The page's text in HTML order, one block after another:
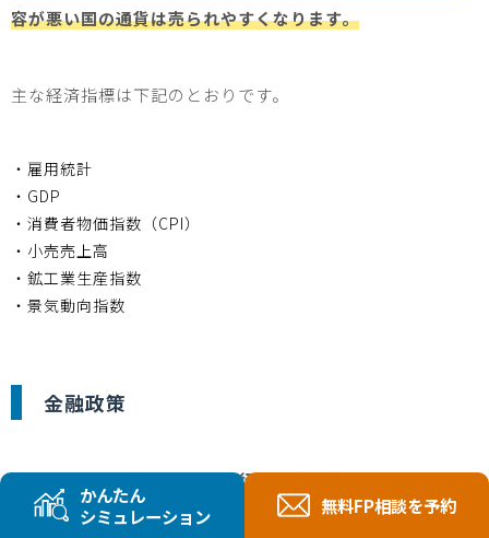
かんたん
シミュレーション
無料FP相談を予約
容が悪い国の通貨は売られやすくなります。
主な経済指標は下記のとおりです。
・雇用統計
・GDP
・消費者物価指数（CPI）
・小売売上高
・鉱工業生産指数
・景気動向指数
金融政策
金融政策とは、各国の中央銀行が経済の成長や物価の安定
などを目的として行う政策のことです。